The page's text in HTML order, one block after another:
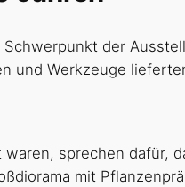
der
und Werkzeuge
sprechen dafür,
mit